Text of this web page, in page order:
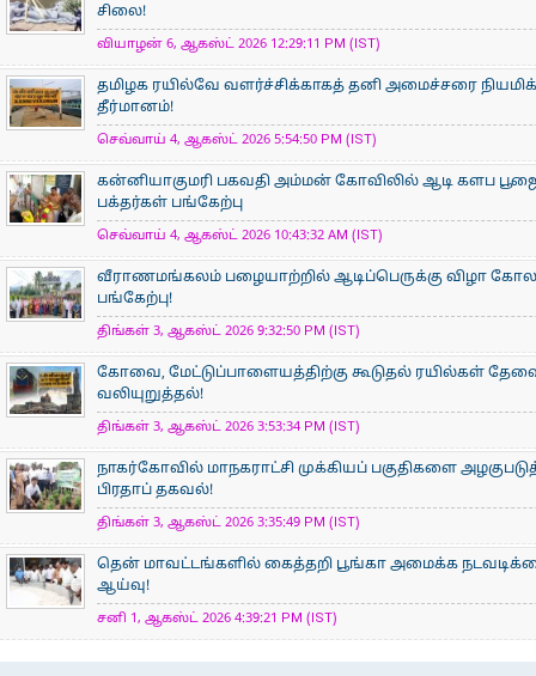
சிலை!
வியாழன் 6, ஆகஸ்ட் 2026 12:29:11 PM (IST)
தமிழக ரயில்வே வளர்ச்சிக்காகத் தனி அமைச்சரை
தீர்மானம்!
செவ்வாய் 4, ஆகஸ்ட் 2026 5:54:50 PM (IST)
கன்னியாகுமரி பகவதி அம்மன் கோவிலில் ஆடி களப
பக்தர்கள் பங்கேற்பு
செவ்வாய் 4, ஆகஸ்ட் 2026 10:43:32 AM (IST)
வீராணமங்கலம் பழையாற்றில் ஆடிப்பெருக்கு விழா
பங்கேற்பு!
திங்கள் 3, ஆகஸ்ட் 2026 9:32:50 PM (IST)
கோவை, மேட்டுப்பாளையத்திற்கு கூடுதல் ரயில்கள்
வலியுறுத்தல்!
திங்கள் 3, ஆகஸ்ட் 2026 3:53:34 PM (IST)
நாகர்கோவில் மாநகராட்சி முக்கியப் பகுதிகளை
பிரதாப் தகவல்!
திங்கள் 3, ஆகஸ்ட் 2026 3:35:49 PM (IST)
தென் மாவட்டங்களில் கைத்தறி பூங்கா அமைக்க
ஆய்வு!
சனி 1, ஆகஸ்ட் 2026 4:39:21 PM (IST)